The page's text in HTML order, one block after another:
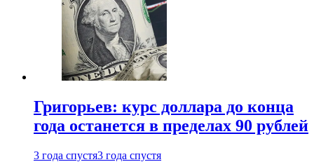
Григорьев: курс доллара до конца
года останется в пределах 90 рублей
3 года спустя3 года спустя